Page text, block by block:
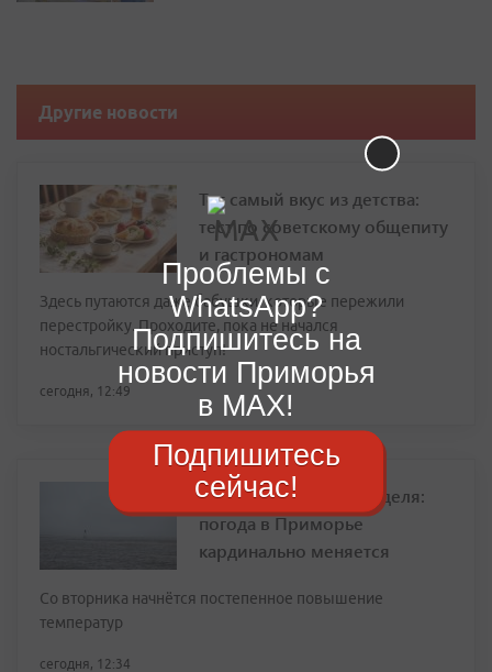
Другие новости
Тот самый вкус из детства:
тест по советскому общепиту
и гастрономам
Здесь путаются даже бабушки, которые пережили
перестройку. Проходите, пока не начался
ностальгический приступ!
сегодня, 12:49
Спад жары и ясная неделя:
погода в Приморье
кардинально меняется
Со вторника начнётся постепенное повышение
температур
сегодня, 12:34
Проблемы с
WhatsApp?
Подпишитесь на
новости Приморья
в MAX!
Подпишитесь
сейчас!